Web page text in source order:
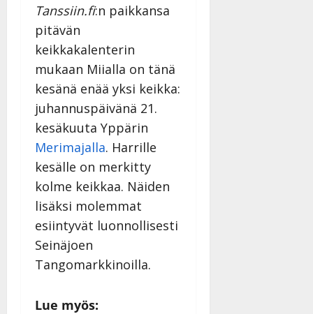
Tanssiin.fi:n paikkansa
pitävän
keikkakalenterin
mukaan Miialla on tänä
kesänä enää yksi keikka:
juhannuspäivänä 21.
kesäkuuta Yppärin
Merimajalla. Harrille
kesälle on merkitty
kolme keikkaa. Näiden
lisäksi molemmat
esiintyvät luonnollisesti
Seinäjoen
Tangomarkkinoilla.
Lue myös: